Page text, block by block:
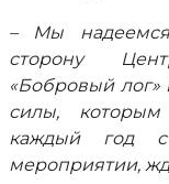
– Мы
сторону
«Бобровый лог»
силы, которым
каждый год с
мероприятии,